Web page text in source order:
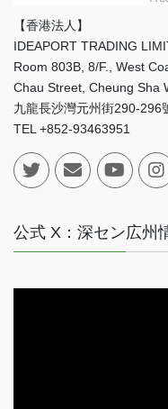
【香港法人】
IDEAPORT TRADING
Room 803B, 8/F., West
Chau Street, Cheung Sha
九龍長沙灣元州街290-296
TEL +852-93463951
公式 X：深セン広州